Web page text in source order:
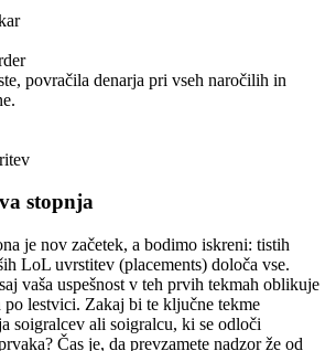
povračila denarja pri vseh naročilih in
stopnja
je nov začetek, a bodimo iskreni: tistih
LoL uvrstitev (placements) določa vse.
vaša uspešnost v teh prvih tekmah oblikuje
po lestvici. Zakaj bi te ključne tekme
soigralcev ali soigralcu, ki se odloči
Čas je, da prevzamete nadzor že od